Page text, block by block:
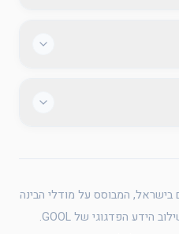
המבוסס על מודלי הבינה
המלאכותית החזקים בעולם בשילוב הידע הפדגוגי של GOOL.